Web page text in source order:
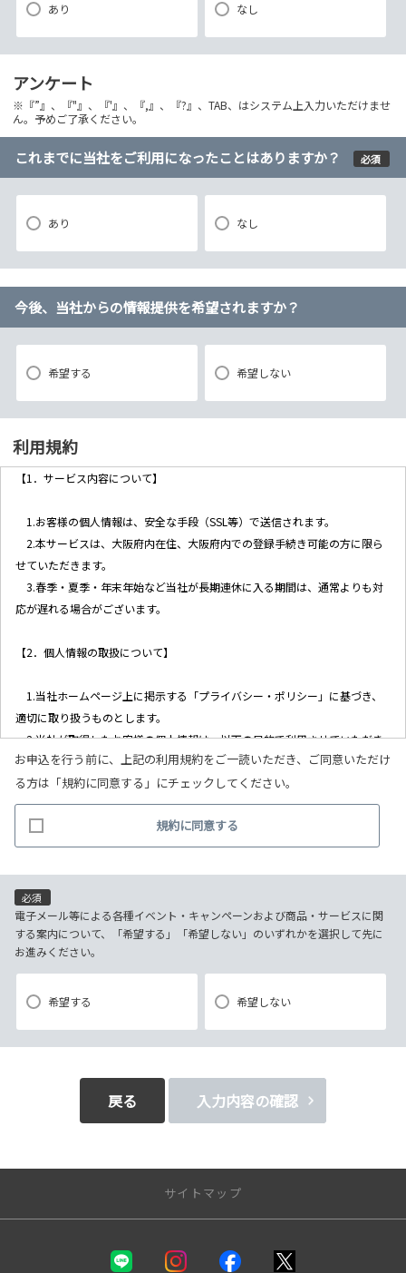
あり なし
アンケート
※『”』、『"』、『'』、『,』、『?』、TAB、はシステム上入力いただけませ
ん。予めご了承ください。
これまでに当社をご利用になったことはありますか？ 必須
あり なし
今後、当社からの情報提供を希望されますか？
希望する 希望しない
利用規約
【1．サービス内容について】
1.お客様の個人情報は、安全な手段（SSL等）で送信されます。
2.本サービスは、大阪府内在住、大阪府内での登録手続き可能の方に限ら
せていただきます。
3.春季・夏季・年末年始など当社が長期連休に入る期間は、通常よりも対
応が遅れる場合がございます。
【2．個人情報の取扱について】
1.当社ホームページ上に掲示する「プライバシー・ポリシー」に基づき、
適切に取り扱うものとします。
2.当社が取得したお客様の個人情報は、以下の目的で利用させていただき
ます。
(1)お客様リクエストに対応するにあたって問題が発生した場合の確認・
連絡
(2)お客様から照会があった場合のリクエスト情報の確認
(3)お客様に不利益を与えないために行う、お客様に対する迅速なご連絡
(4)当社で取り扱っている商品・サービスなどに関する営業上のご案内
(5)商品の企画・開発あるいはお客様満足向上策などの検討のためのお客
様アンケート調査の実施
【3．推奨環境について】
以外の環境によって発生した情報の不備や
なお、不具合の生じたデータについてはお客様にお断り無く削除させて
お申込を行う前に、上記の利用規約をご一読いただき、ご同意いただけ
る方は「規約に同意する」にチェックしてください。
規約に同意する
必須
電子メール等による各種イベント・キャンペーンおよび商品・サービスに関
する案内について、「希望する」「希望しない」のいずれかを選択して先に
お進みください。
希望する 希望しない
戻る 入力内容の確認
サイトマップ